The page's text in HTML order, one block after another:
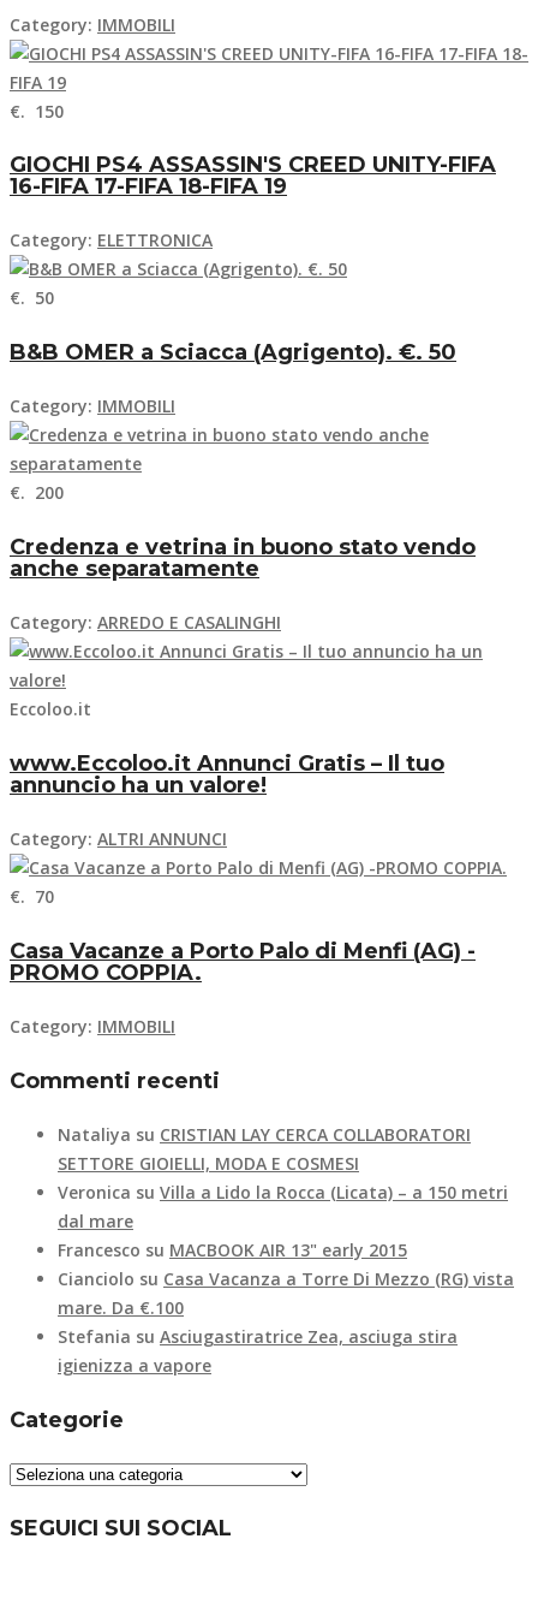
Category: IMMOBILI
€. 150
GIOCHI PS4 ASSASSIN'S CREED UNITY-FIFA
16-FIFA 17-FIFA 18-FIFA 19
Category: ELETTRONICA
€. 50
B&B OMER a Sciacca (Agrigento). €. 50
Category: IMMOBILI
€. 200
Credenza e vetrina in buono stato vendo
anche separatamente
Category: ARREDO E CASALINGHI
Eccoloo.it
www.Eccoloo.it Annunci Gratis – Il tuo
annuncio ha un valore!
Category: ALTRI ANNUNCI
€. 70
Casa Vacanze a Porto Palo di Menfi (AG) -
PROMO COPPIA.
Category: IMMOBILI
Commenti recenti
Nataliya su CRISTIAN LAY CERCA COLLABORATORI
SETTORE GIOIELLI, MODA E COSMESI
Veronica su Villa a Lido la Rocca (Licata) – a 150 metri
dal mare
Francesco su MACBOOK AIR 13" early 2015
Cianciolo su Casa Vacanza a Torre Di Mezzo (RG) vista
mare. Da €.100
Stefania su Asciugastiratrice Zea, asciuga stira
igienizza a vapore
Categorie
Categorie
SEGUICI SUI SOCIAL